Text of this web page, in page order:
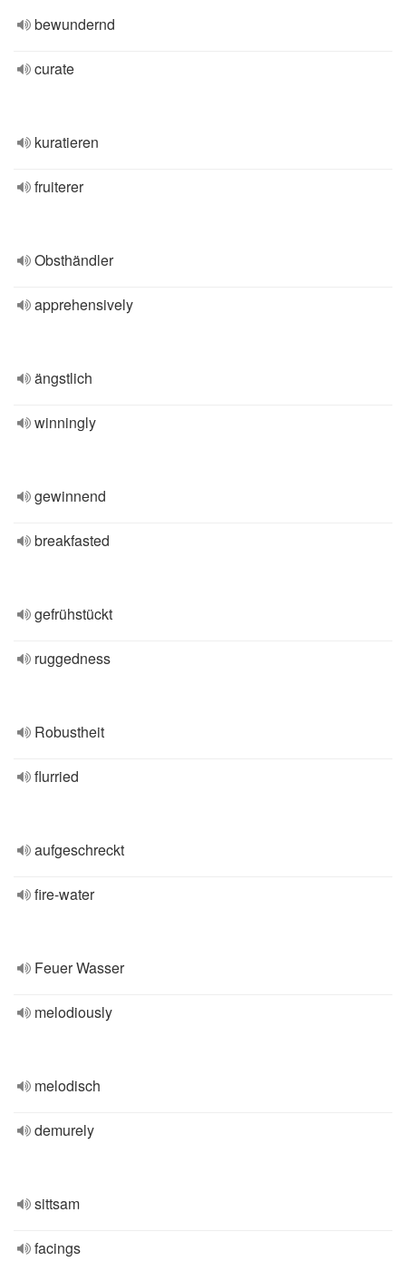
bewundernd
curate
kuratieren
fruiterer
Obsthändler
apprehensively
ängstlich
winningly
gewinnend
breakfasted
gefrühstückt
ruggedness
Robustheit
flurried
aufgeschreckt
fire-water
Feuer Wasser
melodiously
melodisch
demurely
sittsam
facings